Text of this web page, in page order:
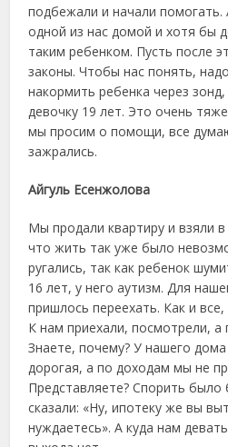
подбежали и начали помогать.
одной из нас домой и хотя бы
таким ребенком. Пусть после
законы. Чтобы нас понять,
накормить ребенка через
девочку 19 лет. Это очень
мы просим о помощи, все
зажрались.
Айгуль Есенжолова
Мы продали квартиру и взяли
что жить так уже было
ругались, так как ребенок
16 лет, у него аутизм. Для
пришлось переехать. Как и
К нам приехали, посмотрели, а
Знаете, почему? У нашего
дорогая, а по доходам мы не
Представляете? Спорить было
сказали: «Ну, ипотеку же вы
нуждаетесь». А куда нам